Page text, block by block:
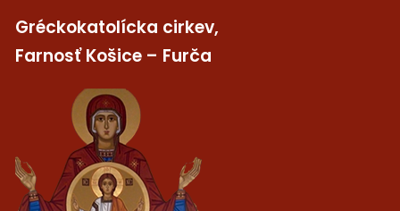
Gréckokatolícka cirkev,
Farnosť Košice – Furča